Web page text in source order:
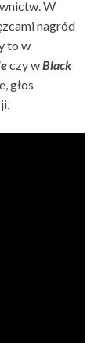
W
nagród
to w
czy wBlack
głos